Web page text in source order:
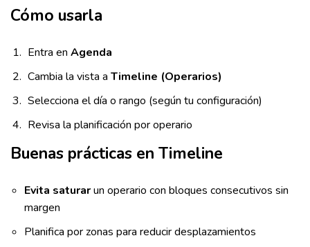
Cómo usarla
Entra en Agenda
Cambia la vista a Timeline (Operarios)
Selecciona el día o rango (según tu configuración)
Revisa la planificación por operario
Buenas prácticas en Timeline
Evita saturarun operario con bloques consecutivos sin
margen
Planifica por zonas para reducir desplazamientos